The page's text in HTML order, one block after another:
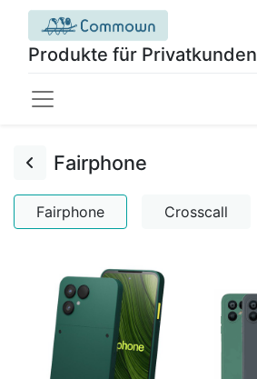
Produkte für Privatkunden
Fairphone
Fairphone Crosscall